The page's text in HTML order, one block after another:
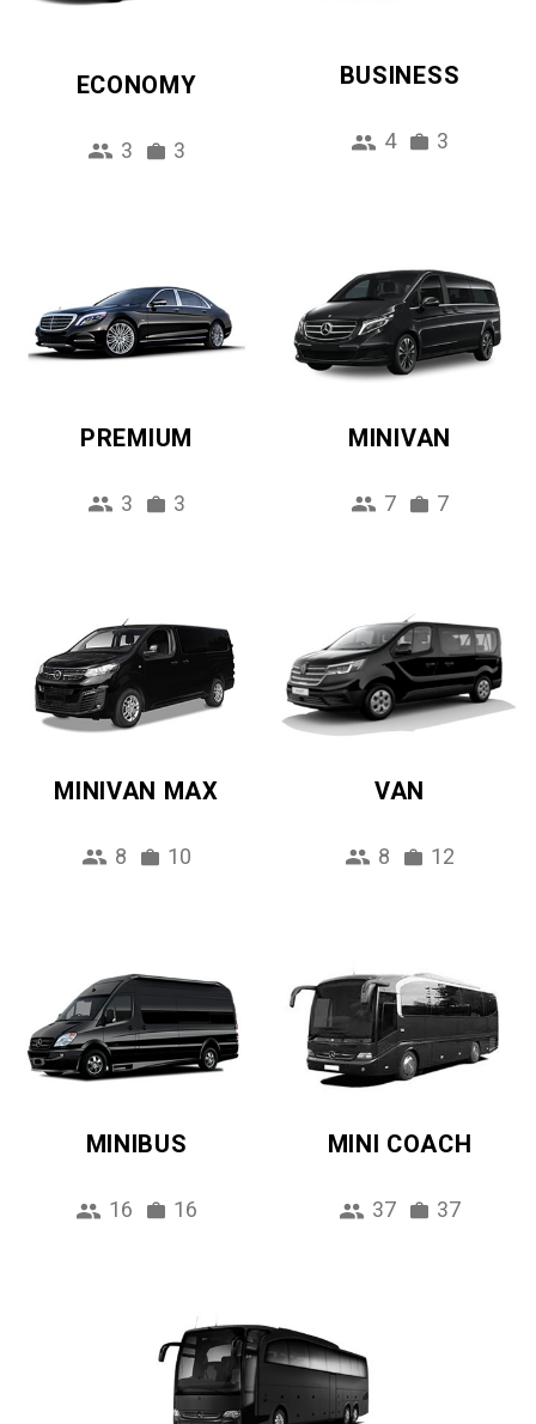
ECONOMY
3 3
BUSINESS
4 3
PREMIUM
3 3
MINIVAN
7 7
MINIVAN MAX
8 10
VAN
8 12
MINIBUS
16 16
MINI COACH
37 37